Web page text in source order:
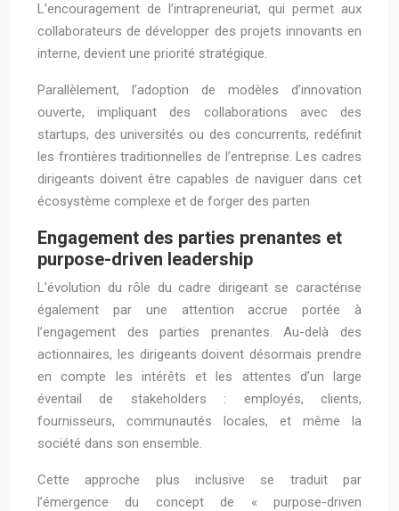
L’encouragement de l’intrapreneuriat, qui permet aux
collaborateurs de développer des projets innovants en
interne, devient une priorité stratégique.
Parallèlement, l’adoption de modèles d’innovation
ouverte, impliquant des collaborations avec des
startups, des universités ou des concurrents, redéfinit
les frontières traditionnelles de l’entreprise. Les cadres
dirigeants doivent être capables de naviguer dans cet
écosystème complexe et de forger des parten
Engagement des parties prenantes et
purpose-driven leadership
L’évolution du rôle du cadre dirigeant se caractérise
également par une attention accrue portée à
l’engagement des parties prenantes. Au-delà des
actionnaires, les dirigeants doivent désormais prendre
en compte les intérêts et les attentes d’un large
éventail de stakeholders : employés, clients,
fournisseurs, communautés locales, et même la
société dans son ensemble.
Cette approche plus inclusive se traduit par
l’émergence du concept de « purpose-driven